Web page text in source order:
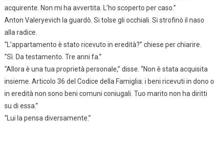
acquirente. Non mi ha avvertita. L’ho scoperto per caso.”
Anton Valeryevich la guardò. Si tolse gli occhiali. Si strofinò il naso
alla radice.
“L’appartamento è stato ricevuto in eredità?” chiese per chiarire.
“Sì. Da testamento. Tre anni fa.”
“Allora è una tua proprietà personale,” disse. “Non è stata acquisita
insieme. Articolo 36 del Codice della Famiglia: i beni ricevuti in dono o
in eredità non sono beni comuni coniugali. Tuo marito non ha diritti
su di essa.”
“Lui la pensa diversamente.”